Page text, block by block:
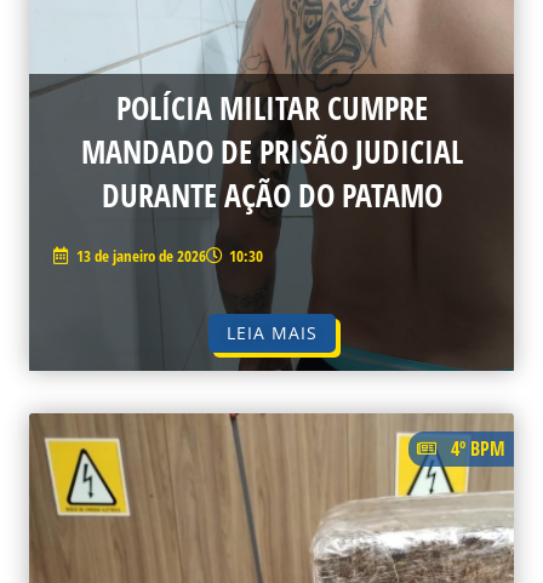
POLÍCIA MILITAR CUMPRE
MANDADO DE PRISÃO JUDICIAL
DURANTE AÇÃO DO PATAMO
13 de janeiro de 2026 10:30
LEIA MAIS
4º BPM